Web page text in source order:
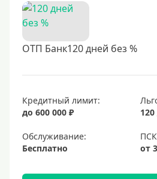
ОТП Банк120 дней без %
Кредитный лимит:
до 600 000 ₽
Обслуживание:
Бесплатно